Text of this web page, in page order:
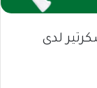
لدى